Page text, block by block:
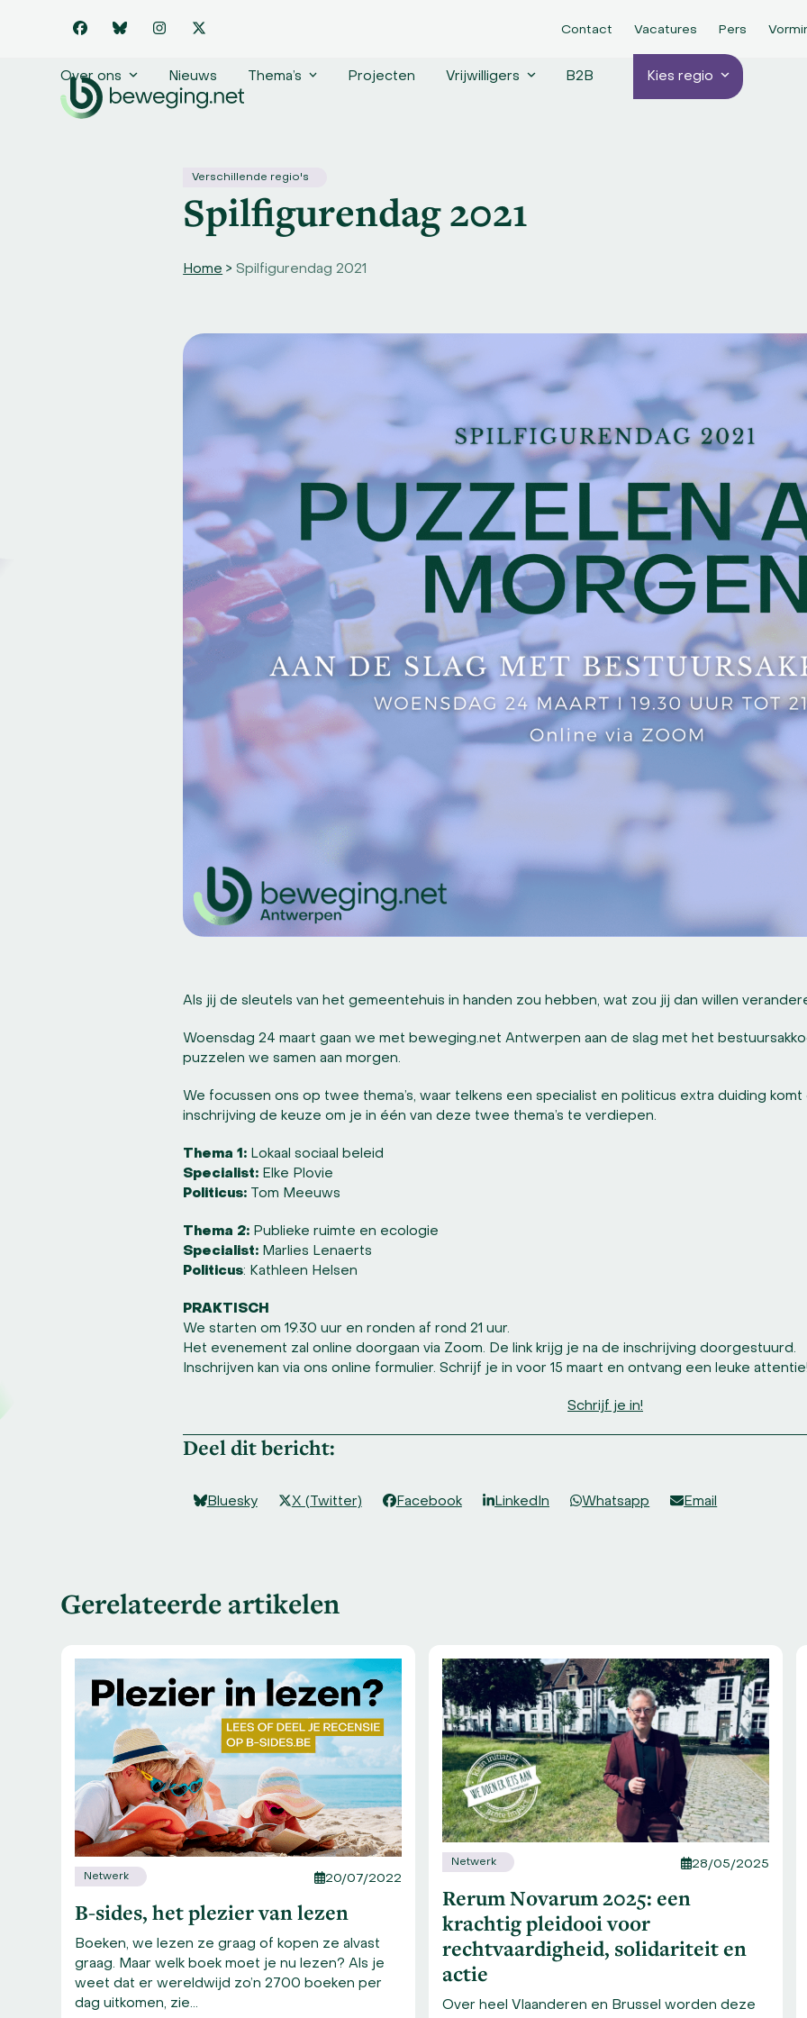
FacebookBlueskyInstagram
Twitter Contact Vacatures Pers
Over ons Nieuws Thema’s Projecten Vrijwilligers B2B Kies regio
Verschillende regio's
Spilfigurendag 2021
Home > Spilfigurendag 2021
Als jij de sleutels van het gemeentehuis in handen zou hebben, wat zou jij dan willen
Woensdag 24 maart gaan we met beweging.net Antwerpen aan de slag met het
puzzelen we samen aan morgen.
We focussen ons op twee thema’s, waar telkens een specialist en politicus extra duiding
inschrijving de keuze om je in één van deze twee thema’s te verdiepen.
Thema 1: Lokaal sociaal beleid
Specialist: Elke Plovie
Politicus: Tom Meeuws
Thema 2: Publieke ruimte en ecologie
Specialist: Marlies Lenaerts
Politicus: Kathleen Helsen
PRAKTISCH
We starten om 19.30 uur en ronden af rond 21 uur.
Het evenement zal online doorgaan via Zoom. De link krijg je na de inschrijving doorgestuurd.
Inschrijven kan via ons online formulier. Schrijf je in voor 15 maart en ontvang een leuke
Schrijf je in!
Deel dit bericht:
Bluesky X (Twitter) Facebook LinkedIn Whatsapp Email
Gerelateerde artikelen
and
keys
access
the
carousel
navigation
Netwerk 20/07/2022
B-sides, het plezier van lezen
Boeken, we lezen ze graag of kopen ze alvast
graag. Maar welk boek moet je nu lezen? Als je
weet dat er wereldwijd zo’n 2700 boeken per
dag uitkomen, zie…
Netwerk 28/05/2025
Rerum Novarum 2025: een
krachtig pleidooi voor
rechtvaardigheid, solidariteit en
actie
Over heel Vlaanderen en Brussel worden deze